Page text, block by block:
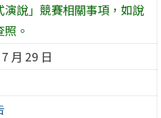
演說」競賽相關事項，如說
。
月 29 日